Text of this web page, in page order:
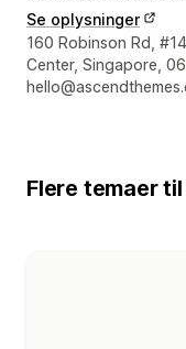
Se oplysninger
Se
160 Robinson Rd,
Center, Singapore,
Flere temaer